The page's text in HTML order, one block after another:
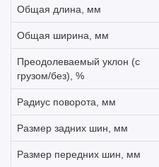
Общая длина, мм
Общая ширина, мм
Преодолеваемый уклон (с
грузом/без), %
Радиус поворота, мм
Размер задних шин, мм
Размер передних шин, мм